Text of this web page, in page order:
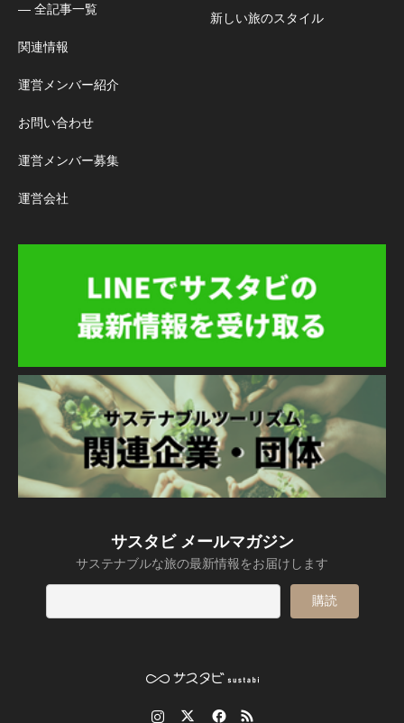
― 全記事一覧
関連情報
運営メンバー紹介
お問い合わせ
運営メンバー募集
運営会社
新しい旅のスタイル
サスタビ メールマガジン
サステナブルな旅の最新情報をお届けします
RSS